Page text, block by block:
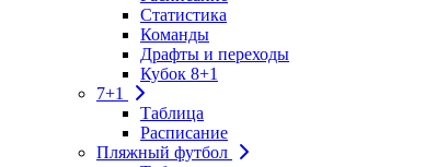
Статистика
Команды
Драфты и переходы
Кубок 8+1
7+1
Таблица
Расписание
Пляжный футбол